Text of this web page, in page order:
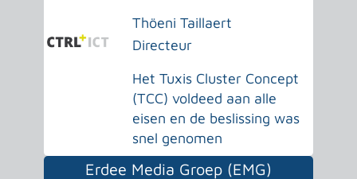
Thöeni Taillaert
Directeur
Het Tuxis Cluster Concept
(TCC) voldeed aan alle
eisen en de beslissing was
snel genomen
Erdee Media Groep (EMG)